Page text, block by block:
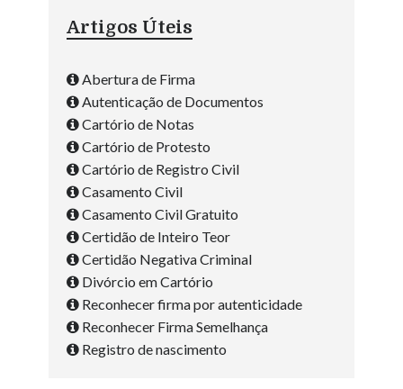
Artigos Úteis
Abertura de Firma
Autenticação de Documentos
Cartório de Notas
Cartório de Protesto
Cartório de Registro Civil
Casamento Civil
Casamento Civil Gratuito
Certidão de Inteiro Teor
Certidão Negativa Criminal
Divórcio em Cartório
Reconhecer firma por autenticidade
Reconhecer Firma Semelhança
Registro de nascimento